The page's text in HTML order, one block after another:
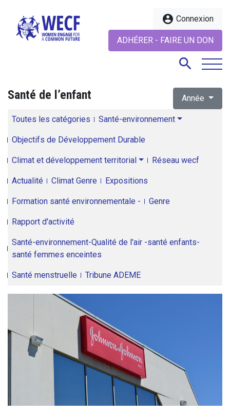
account_circle Connexion
ADHÉRER - FAIRE UN DON
search
Santé de l’enfant Année
Toutes les catégories Santé-environnement
Objectifs de Développement Durable
Climat et développement territorial Réseau wecf
Actualité Climat Genre Expositions
Formation santé environnementale - Genre
Rapport d'activité
Santé-environnement-Qualité de l'air -santé enfants-
santé femmes enceintes
Santé menstruelle Tribune ADEME